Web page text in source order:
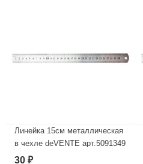
Линейка 15см металлическая
в чехле deVENTE арт.5091349
30 ₽